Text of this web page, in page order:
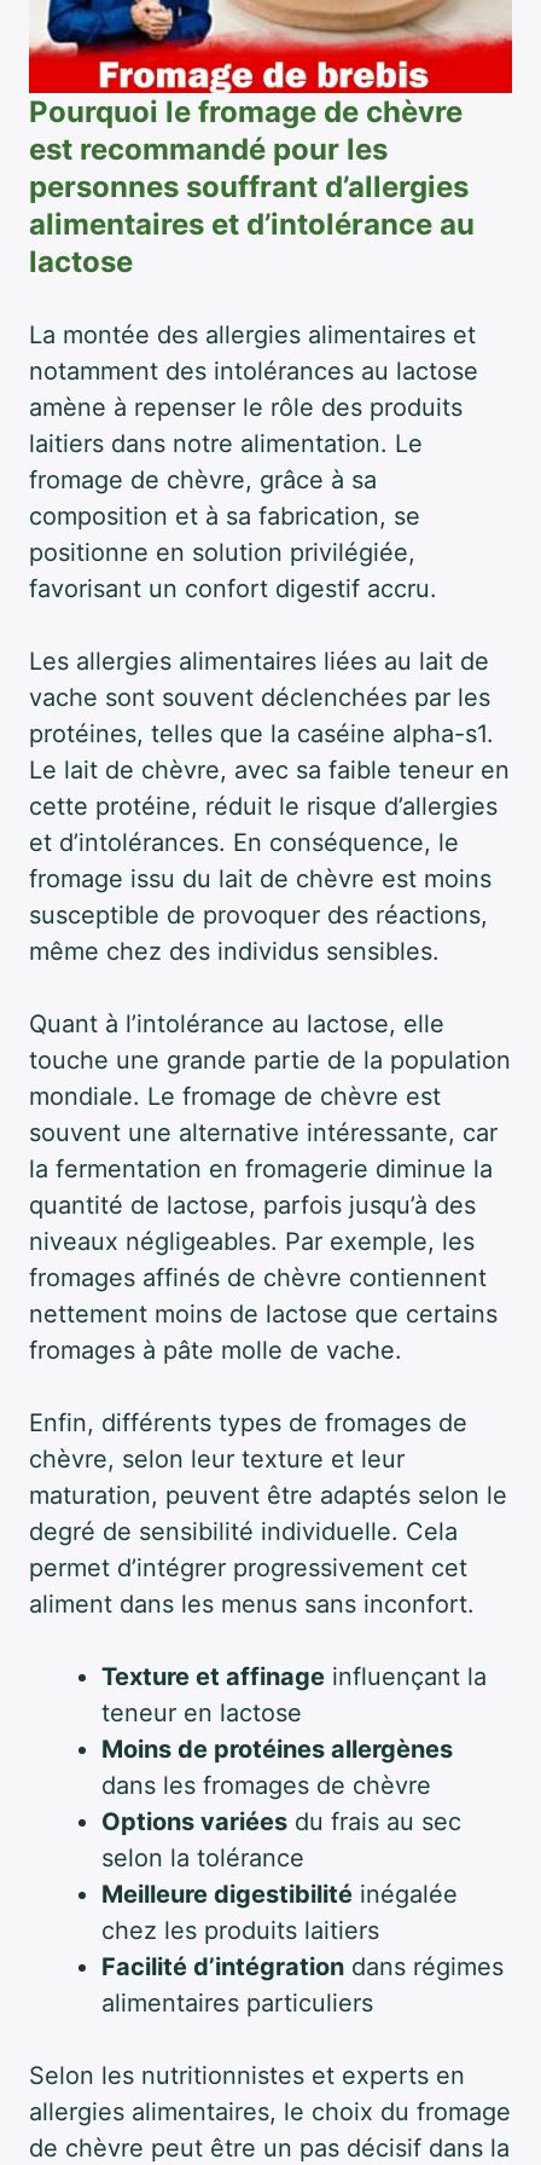
Pourquoi le fromage de chèvre
est recommandé pour les
personnes souffrant d’allergies
alimentaires et d’intolérance au
lactose
La montée des allergies alimentaires et
notamment des intolérances au lactose
amène à repenser le rôle des produits
laitiers dans notre alimentation. Le
fromage de chèvre, grâce à sa
composition et à sa fabrication, se
positionne en solution privilégiée,
favorisant un confort digestif accru.
Les allergies alimentaires liées au lait de
vache sont souvent déclenchées par les
protéines, telles que la caséine alpha-s1.
Le lait de chèvre, avec sa faible teneur en
cette protéine, réduit le risque d’allergies
et d’intolérances. En conséquence, le
fromage issu du lait de chèvre est moins
susceptible de provoquer des réactions,
même chez des individus sensibles.
Quant à l’intolérance au lactose, elle
touche une grande partie de la population
mondiale. Le fromage de chèvre est
souvent une alternative intéressante, car
la fermentation en fromagerie diminue la
quantité de lactose, parfois jusqu’à des
niveaux négligeables. Par exemple, les
fromages affinés de chèvre contiennent
nettement moins de lactose que certains
fromages à pâte molle de vache.
Enfin, différents types de fromages de
chèvre, selon leur texture et leur
maturation, peuvent être adaptés selon le
degré de sensibilité individuelle. Cela
permet d’intégrer progressivement cet
aliment dans les menus sans inconfort.
Texture et affinage influençant la
teneur en lactose
Moins de protéines allergènes
dans les fromages de chèvre
Options variées du frais au sec
selon la tolérance
Meilleure digestibilité inégalée
chez les produits laitiers
Facilité d’intégration dans régimes
alimentaires particuliers
Selon les nutritionnistes et experts en
allergies alimentaires, le choix du fromage
de chèvre peut être un pas décisif dans la